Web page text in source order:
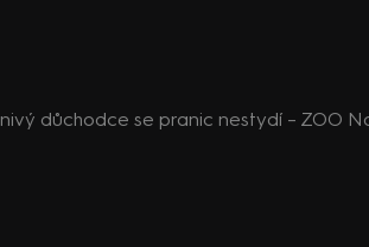
důchodce se pranic nestydí – ZOO